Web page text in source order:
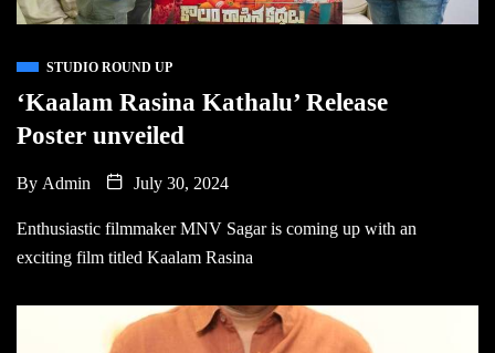
STUDIO ROUND UP
‘Kaalam Rasina Kathalu’ Release
Poster unveiled
By Admin July 30, 2024
Enthusiastic filmmaker MNV Sagar is coming up with an
exciting film titled Kaalam Rasina